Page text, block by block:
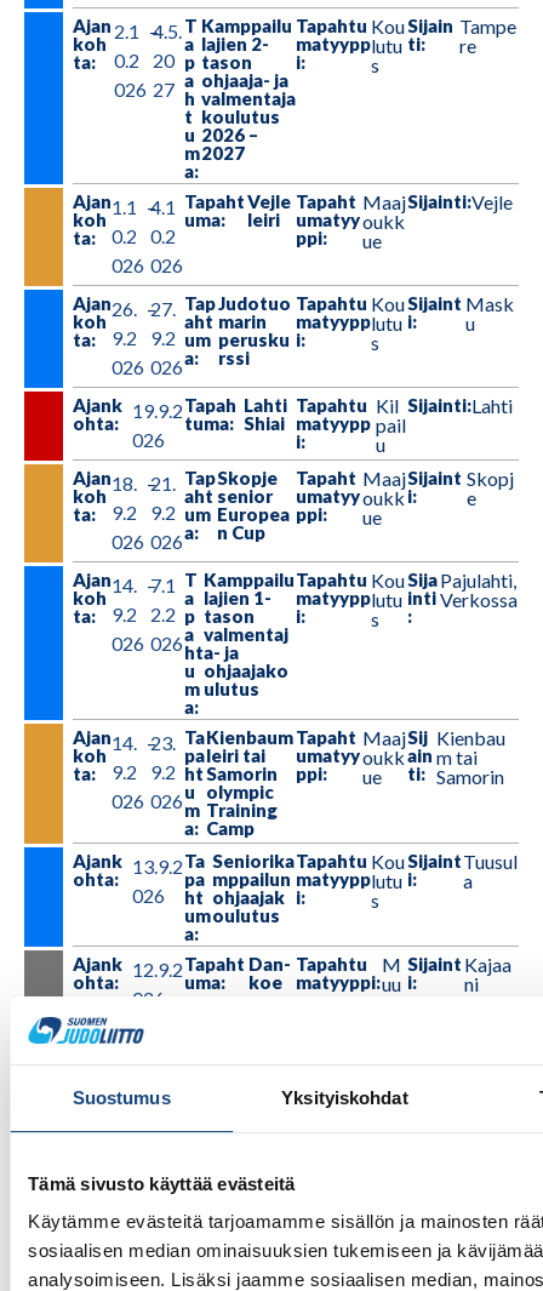
Suostumus Yksityiskohdat
Tämä sivusto käyttää evästeitä
Käytämme evästeitä tarjoamamme sisällön ja mainosten
sosiaalisen median ominaisuuksien tukemiseen ja
analysoimiseen. Lisäksi jaamme sosiaalisen median,
Ajan
koh
ta:
2.1
0.2
026
–4.5.
20
27
T
a
p
a
h
t
u
m
a:
Kamppailu
lajien 2-
tason
ohjaaja- ja
valmentaja
koulutus
2026 –
2027
Sijain
ti:
Tampe
re
Tapahtu
matyypp
i:
Kou
lutu
s
Ajan
koh
ta:
1.1
0.2
026
–4.1
0.2
026
Tapaht
uma:
Vejle
leiri
Sijainti:Vejle
Tapaht
umatyy
ppi:
Maaj
oukk
ue
Ajan
koh
ta:
26.
9.2
026
–27.
9.2
026
Tap
aht
um
a:
Judotuo
marin
perusku
rssi
Sijaint
i:
Mask
u
Tapahtu
matyypp
i:
Kou
lutu
s
Ajank
ohta:
19.9.2
026
Tapah
tuma:
Lahti
Shiai
Sijainti:Lahti
Tapahtu
matyypp
i:
Kil
pail
u
Ajan
koh
ta:
18.
9.2
026
–21.
9.2
026
Tap
aht
um
a:
Skopje
senior
Europea
n Cup
Sijaint
i:
Skopj
e
Tapaht
umatyy
ppi:
Maaj
oukk
ue
Ajan
koh
ta:
14.
9.2
026
–7.1
2.2
026
T
a
p
a
ht
u
m
a:
Kamppailu
lajien 1-
tason
valmentaj
a- ja
ohjaajako
ulutus
Sija
inti
:
Pajulahti,
Verkossa
Tapahtu
matyypp
i:
Kou
lutu
s
Ajan
koh
ta:
14.
9.2
026
–23.
9.2
026
Ta
pa
ht
u
m
a:
Kienbaum
leiri tai
Samorin
olympic
Training
Camp
Sij
ain
ti:
Kienbau
m tai
Samorin
Tapaht
umatyy
ppi:
Maaj
oukk
ue
Ajank
ohta:
13.9.2
026
Ta
pa
ht
um
a:
Seniorika
mppailun
ohjaajak
oulutus
Sijaint
i:
Tuusul
a
Tapahtu
matyypp
i:
Kou
lutu
s
Ajank
ohta:
12.9.2
026
Tapaht
uma:
Dan-
koe
Sijaint
i:
Kajaa
ni
Tapahtu
matyyppi:
M
uu
Ajan
ta:
12.
9.2
026
9.2
026
ht
a:
opettami
perusteet
-koulutus
i:
koh
ta:
20
26
9.2
026
aht
um
a:
leiri
Pajulahd
essa
Ajanko
hta:
5.9.2
Tapa
htum
Ideapa
rk Cup
Sijain
ti:
Lempä
älä
Tapahtu
matyypp
Kil
pail